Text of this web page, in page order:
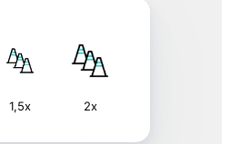
1,5x 2x